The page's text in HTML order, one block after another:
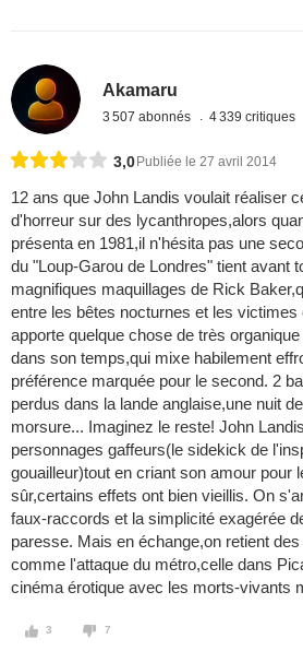
Akamaru
3 507 abonnés 4 339 critiques
3,0 Publiée le 27 avril 2014
12 ans que John Landis voulait réaliser
d'horreur sur des lycanthropes,alors
présenta en 1981,il n'hésita pas une
du "Loup-Garou de Londres" tient avant
magnifiques maquillages de Rick
entre les bêtes nocturnes et les victimes
apporte quelque chose de très
dans son temps,qui mixe habilement
préférence marquée pour le second. 2
perdus dans la lande anglaise,une nuit
morsure... Imaginez le reste! John
personnages gaffeurs(le sidekick de
gouailleur)tout en criant son amour pour
sûr,certains effets ont bien vieillis. On
faux-raccords et la simplicité exagérée
paresse. Mais en échange,on retient
comme l'attaque du métro,celle dans
cinéma érotique avec les morts-vivants
3 7